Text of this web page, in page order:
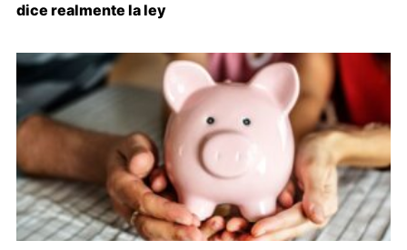
dice realmente la ley